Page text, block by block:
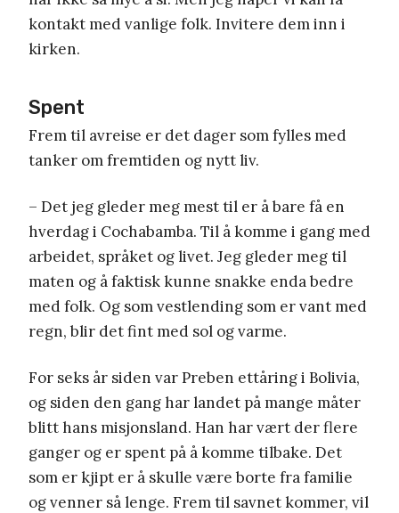
kontakt med vanlige folk. Invitere dem inn i
kirken.
Spent
Frem til avreise er det dager som fylles med
tanker om fremtiden og nytt liv.
– Det jeg gleder meg mest til er å bare få en
hverdag i Cochabamba. Til å komme i gang med
arbeidet, språket og livet. Jeg gleder meg til
maten og å faktisk kunne snakke enda bedre
med folk. Og som vestlending som er vant med
regn, blir det fint med sol og varme.
For seks år siden var Preben ettåring i Bolivia,
og siden den gang har landet på mange måter
blitt hans misjonsland. Han har vært der flere
ganger og er spent på å komme tilbake. Det
som er kjipt er å skulle være borte fra familie
og venner så lenge. Frem til savnet kommer, vil